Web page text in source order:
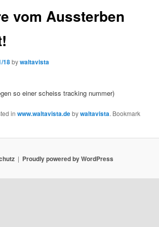
vom Aussterben
18bywaltavista
so einer scheiss tracking nummer)
inwww.waltavista.debywaltavista. Bookmark
Proudly powered by WordPress